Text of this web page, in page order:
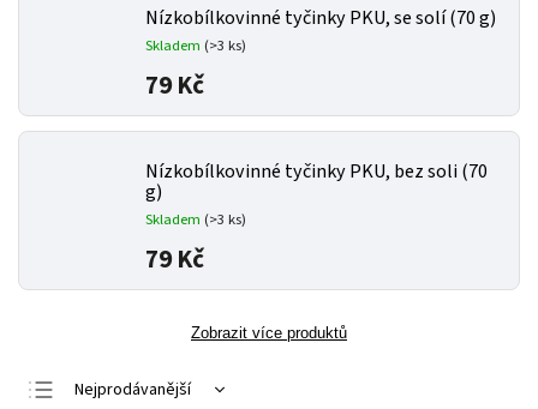
Nízkobílkovinné tyčinky PKU, se solí (70 g)
Skladem (>3 ks)
79 Kč
Nízkobílkovinné tyčinky PKU, bez soli (70
g)
Skladem (>3 ks)
79 Kč
Zobrazit více produktů
Nejprodávanější